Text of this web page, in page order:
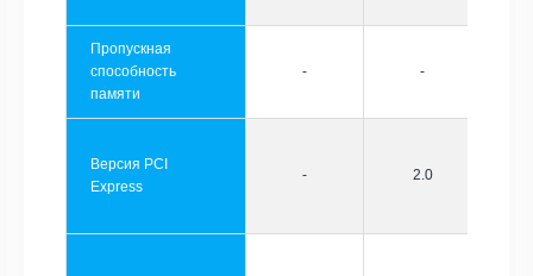
Пропускная
способность
памяти
- -
Версия PCI
Express
- 2.0